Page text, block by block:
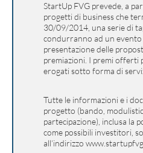
StartUp FVG prevede, a
progetti di business che
30/09/2014, una serie di
condurranno ad un evento
presentazione delle
premiazioni. I premi offerti
erogati sotto forma di
Tutte le informazioni e i
progetto (bando,
partecipazione), inclusa la
come possibili investitori,
all’indirizzo